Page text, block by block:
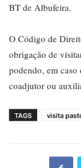
BT de Albufeira.
O Código de
obrigação de
podendo, em caso
coadjutor ou
TAGS visita